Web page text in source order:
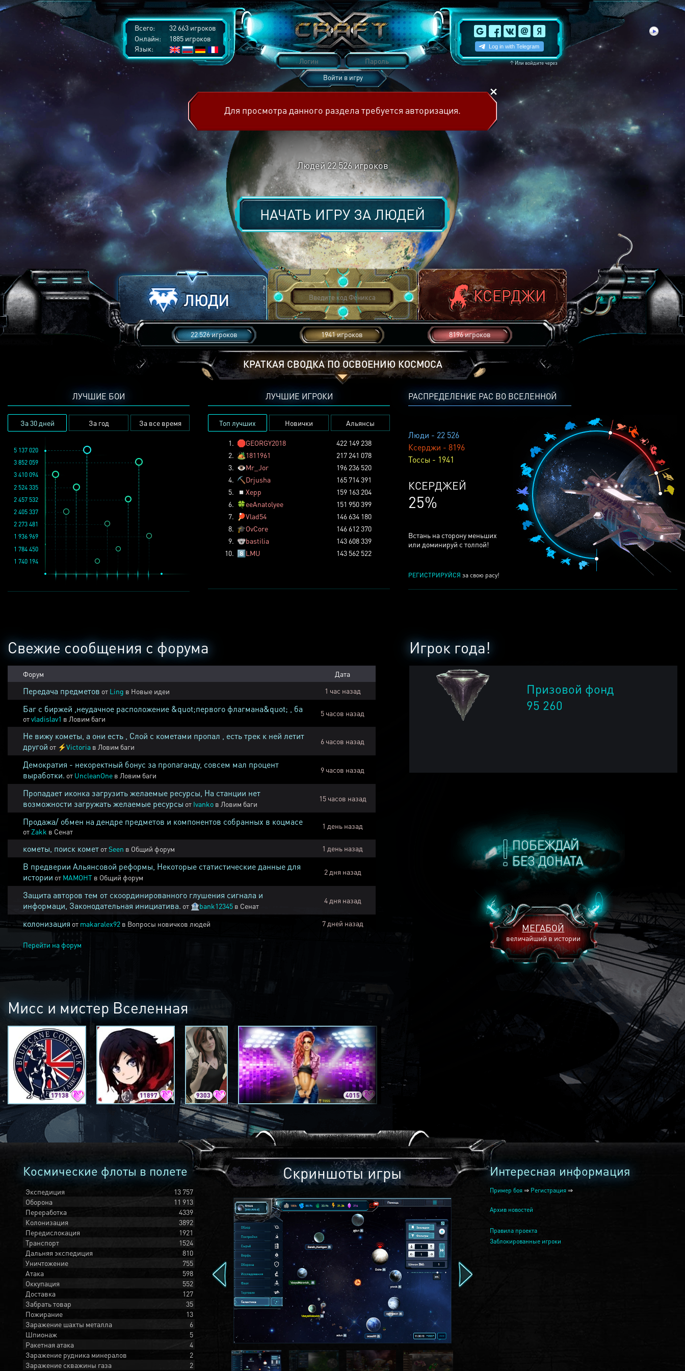
Всего:
32 663 игроков
Онлайн:
1885 игроков
Язык:
↑Или войдите через
Войти в игру
Для просмотра данного раздела требуется авторизация.
Людей 22 526игроков
НАЧАТЬ ИГРУ ЗАЛЮДЕЙ
22 526 игроков 1941 игроков 8196 игроков
КРАТКАЯ СВОДКА ПО ОСВОЕНИЮ КОСМОСА
РАСПРЕДЕЛЕНИЕ РАС ВО ВСЕЛЕННОЙ
Люди - 22 526
Ксерджи - 8196
Тоссы - 1941
КСЕРДЖЕЙ
25%
Встань на сторону меньших
или доминируй с толпой!
РЕГИСТРИРУЙСЯ за свою расу!
ЛУЧШИЕ БОИ
За 30 дней За год За все время
1 936 969
3 852 059
2 457 532
1 784 450
2 273 481
1 740 194
5 137 020
2 524 335
2 405 337
3 410 094
ЛУЧШИЕ ИГРОКИ
Топ лучших Новички Альянсы
1. 🛑GEORGY2018
422 149 238
2. 🏕️1811961
217 241 078
3. 👁️Mr_Jor
196 236 520
4. ⛏️ Drjusha
165 714 391
5.
◽ Xepp
159 163 204
6. 🍀eeAnatolyee
151 950 399
7.
🏓Vlad54
146 634 180
8. 🎓OvCore
146 612 370
9. 🐨bastilia
143 608 339
10. 8️⃣LMU 143 562 522
ПОБЕЖДАЙ
БЕЗ ДОНАТА
МЕГАБОЙ
величайший в истории
Игрок года!
Призовой фонд
95 260
Свежие сообщения с форума
Форум Дата
Передача предметов от Ling в Новые идеи 1 час назад
Баг с биржей ,неудачное расположение &quot;первого флагмана&quot; , ба
отvladislav1 в Ловим баги
5 часов назад
Не вижу кометы, а они есть , Слой с кометами пропал , есть трек к ней летит
другой от ⚡Victoria в Ловим баги
6 часов назад
Демократия - некоректный бонус за пропаганду, совсем мал процент
выработки. от UncleanOne в Ловим баги
9 часов назад
Пропадает иконка загрузить желаемые ресурсы, На станции нет
возможности загружать желаемые ресурсы от Ivanko в Ловим баги
15 часов назад
Продажа/ обмен на дендре предметов и компонентов собранных в коцмасе
от Zakk в Сенат
1 день назад
кометы, поиск комет отSeen в Общий форум 1 день назад
В предверии Альянсовой реформы, Некоторые статистические данные для
истории от MAMOHT в Общий форум
2 дня назад
Защита авторов тем от скоординированного глушения сигнала и
информаци, Законодательная инициатива. от 🏦bank12345 в Сенат
4 дня назад
колонизация от makaralex92 в Вопросы новичков людей 7 дней назад
Перейти на форум
Мисс и мистер Вселенная
17138 11897 9303 4015 2240
Космические флоты в полете
Экспедиция
13 757
Оборона
11 913
Переработка
4339
Колонизация
3892
Передислокация
1921
Транспорт
1524
Дальняя экспедиция
810
Уничтожение
755
Атака
598
Оккупация
552
Доставка
127
Забрать товар
35
Пожирание
13
Заражение шахты металла
6
Шпионаж
5
Ракетная атака
4
Заражение рудника минералов
2
Заражение скважины газа
2
Скриншоты игры Интересная информация
Пример боя ⇒ Регистрация ⇒
Архив новостей
Правила проекта
Заблокированные игроки